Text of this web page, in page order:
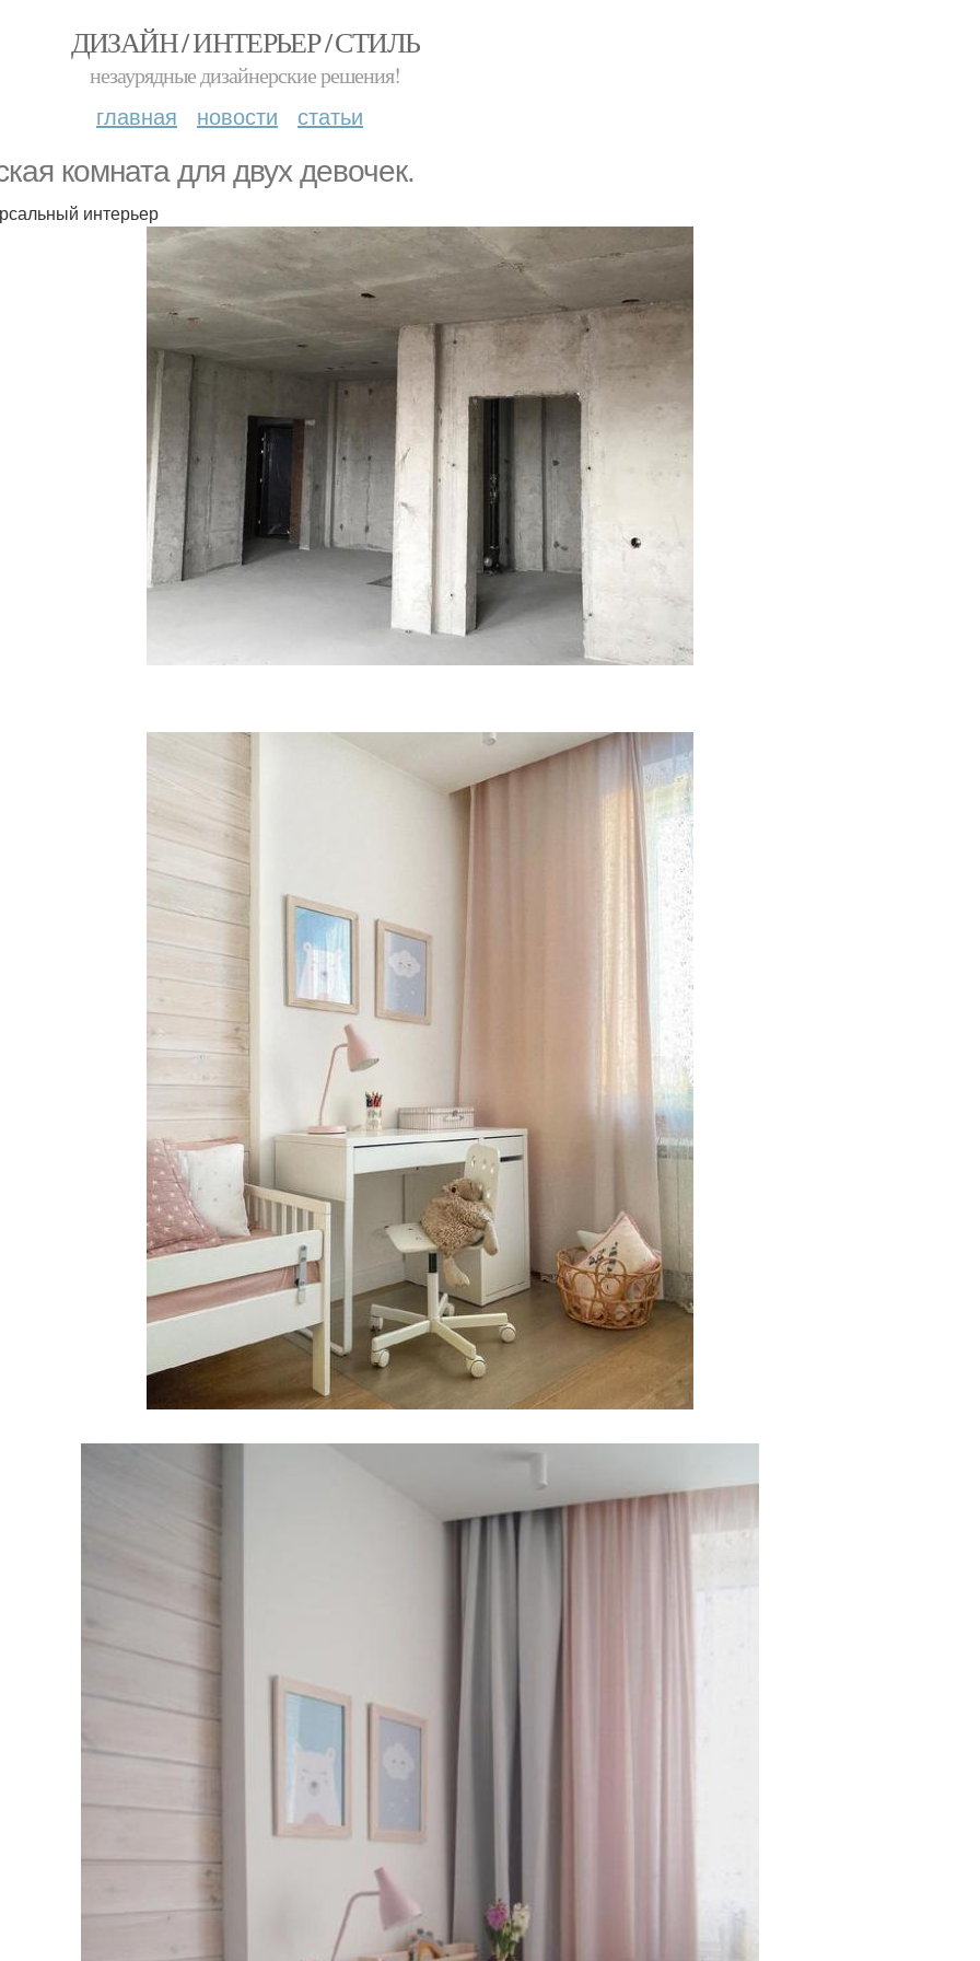
ДИЗАЙН / ИНТЕРЬЕР / СТИЛЬ
незаурядные дизайнерские решения!
главная новости статьи
комната для двух девочек.
интерьер